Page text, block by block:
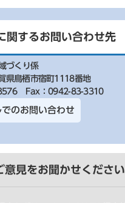
関するお問い合わせ先
づくり係
県鳥栖市宿町1118番地
Fax：0942-83-3310
でのお問い合わせ
意見をお聞かせください